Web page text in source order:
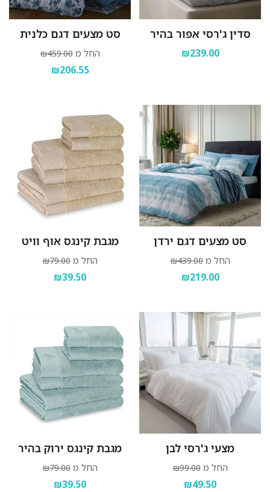
סדין ג'רסי אפור בהיר
₪239.00
סט מצעים דגם כלנית
החל מ ₪459.00
₪206.55
סט מצעים דגם ירדן
החל מ ₪439.00
₪219.00
מגבת קינגס אוף וויט
החל מ ₪79.00
₪39.50
מצעי ג'רסי לבן
החל מ ₪99.00
₪49.50
מגבת קינגס ירוק בהיר
החל מ ₪79.00
₪39.50